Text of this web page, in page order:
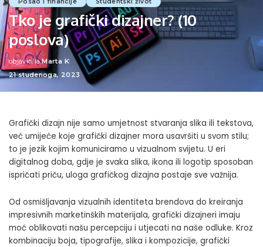
Tko je grafički dizajner? (10
poslova)
Posted
by
objavio/la Marta K
21 studenoga, 2023
Grafički dizajn nije samo umjetnost stvaranja slika ili tekstova,
već umijeće koje grafički dizajner mora usavršiti u svom stilu;
to je jezik kojim komuniciramo u vizualnom svijetu. U eri
digitalnog doba, gdje je svaka slika, ikona ili logotip sposoban
ispričati priču, uloga grafičkog dizajna postaje sve važnija.
Od osmišljavanja vizualnih identiteta brendova do kreiranja
impresivnih marketinških materijala, grafički dizajneri imaju
moć oblikovati našu percepciju i utjecati na naše odluke. Kroz
kombinaciju boja, tipografije, slika i kompozicije, grafički